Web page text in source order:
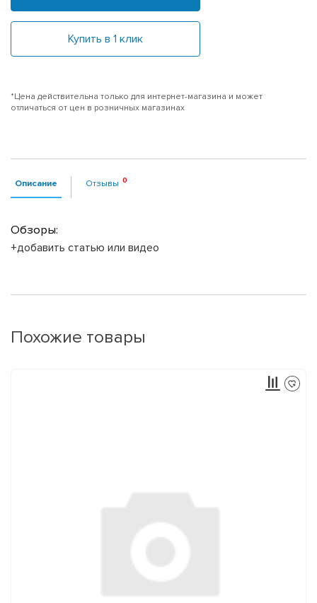
Купить в 1 клик
*Цена действительна только для интернет-магазина и может
отличаться от цен в розничных магазинах
Описание Отзывы
Обзоры:
+добавить статью или видео
Похожие товары